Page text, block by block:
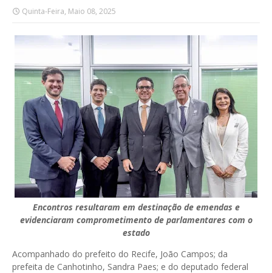
Quinta-Feira, Maio 08, 2025
Encontros resultaram em destinação de emendas e
evidenciaram comprometimento de parlamentares com o
estado
Acompanhado do prefeito do Recife, João Campos; da
prefeita de Canhotinho, Sandra Paes; e do deputado federal